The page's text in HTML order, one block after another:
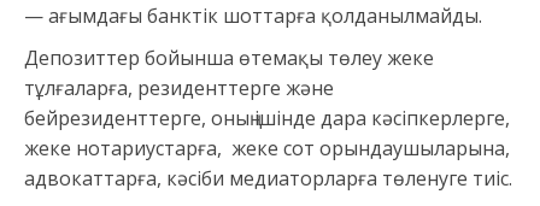
— ағымдағы банктік шоттарға қолданылмайды.
Депозиттер бойынша өтемақы төлеу жеке
тұлғаларға, резиденттерге және
бейрезиденттерге, оның ішінде дара кәсіпкерлерге,
жеке нотариустарға, жеке сот орындаушыларына,
адвокаттарға, кәсіби медиаторларға төленуге тиіс.